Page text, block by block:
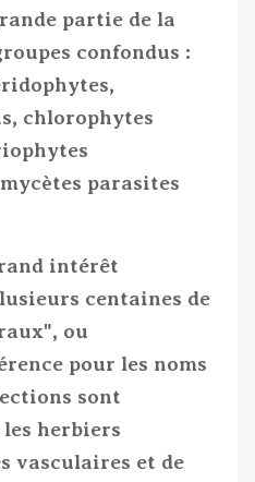
partie de la
confondus :
chlorophytes
parasites
intérêt
centaines de
ou
pour les noms
sont
herbiers
vasculaires et de